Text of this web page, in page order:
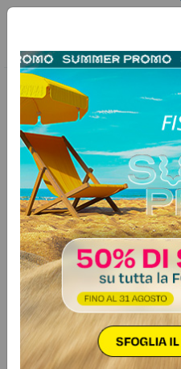
Home Quotidiano Altre
22 aprile 2026
Categorie: Antiriciclaggio Varie
Antiriciclaggio,
effettivi e
doppio binario
europeo
Nel riassetto
il Registro della
conferma un